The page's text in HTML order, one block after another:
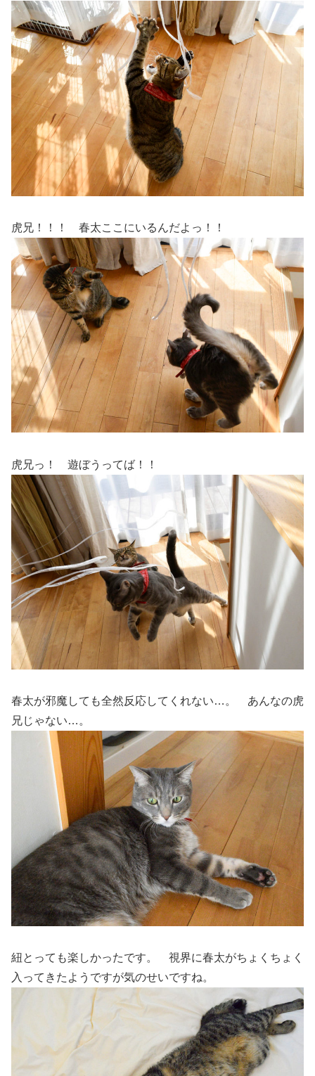
虎兄！！！ 春太ここにいるんだよっ！！
虎兄っ！ 遊ぼうってば！！
春太が邪魔しても全然反応してくれない…。 あんなの虎
兄じゃない…。
紐とっても楽しかったです。 視界に春太がちょくちょく
入ってきたようですが気のせいですね。